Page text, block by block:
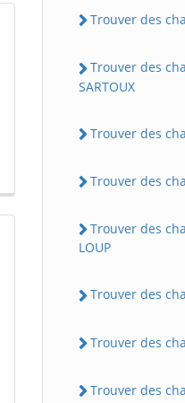
Trouver des
Trouver des
SARTOUX
Trouver des
Trouver des
Trouver des
LOUP
Trouver des
Trouver des
Trouver des